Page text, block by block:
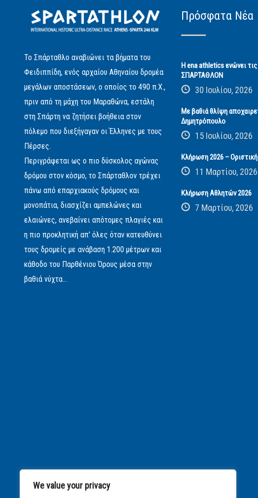
We value your privacy
Το Σπάρταθλο αναβιώνει τα βήματα του
Φειδιππίδη, ενός αρχαίου Αθηναίου δρομέα
μεγάλων αποστάσεων, ο οποίος το 490 π.Χ.,
πριν από τη μάχη του Μαραθώνα, εστάλη
στη Σπάρτη να ζητήσει βοήθεια στον
πόλεμο που διεξήγαγαν οι Έλληνες με τους
Πέρσες.
Περιγράφεται ως ο πιο δύσκολος αγώνας
δρόμου στον κόσμο, το Σπάρταθλον τρέχει
πάνω από επαρχιακούς δρόμους και
μονοπάτια, διασχίζει αμπελώνες και
ελαιώνες, ανεβαίνει απότομες πλαγιές και
η πιο προκλητική απ' όλες όταν κατευθύνει
τους δρομείς με ανάβαση 1.200 μέτρων και
κάθοδο του Παρθένιου Όρους μέσα στην
βαθιά νύχτα...
Πρόσφατα Νέα
Η ena athletics ενώνει
ΣΠΑΡΤΑΘΛΟΝ
30 Ιουλίου, 2026
Με βαθιά θλίψη
Δημητρόπουλο
15 Ιουλίου, 2026
Κλήρωση 2026 –
11 Μαρτίου, 2026
Κλήρωση Αθλητών 2026
7 Μαρτίου, 2026